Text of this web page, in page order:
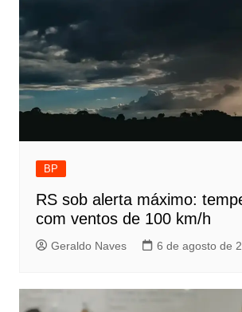
BP
RS sob alerta máximo:
com ventos de 100 km/h
Geraldo Naves 6 de agosto de